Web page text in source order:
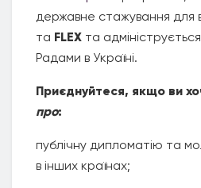
державне стажування для
та FLEX та
Радами в Україні.
Приєднуйтеся, якщо ви
про:
публічну дипломатію та
в інших країнах;